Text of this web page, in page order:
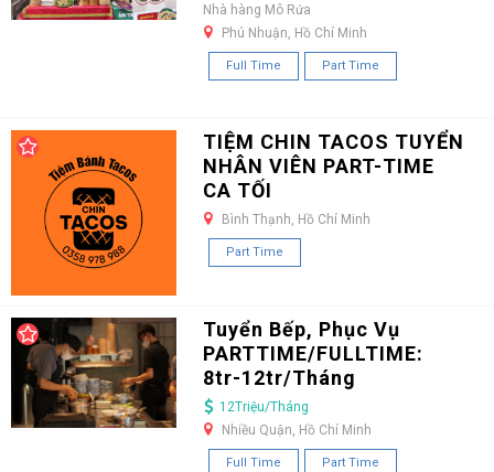
Nhà hàng Mô Rứa
Phú Nhuận, Hồ Chí Minh
Full Time Part Time
TIỆM CHIN TACOS TUYỂN
NHÂN VIÊN PART-TIME
CA TỐI
Bình Thạnh, Hồ Chí Minh
Part Time
Tuyển Bếp, Phục Vụ
PARTTIME/FULLTIME:
8tr-12tr/Tháng
12Triệu/Tháng
Nhiều Quận, Hồ Chí Minh
Full Time Part Time